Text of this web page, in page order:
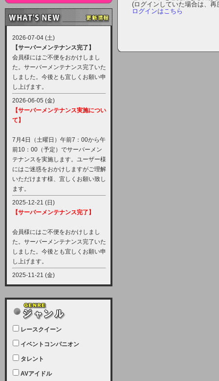
2026-07-04 (土)
【サーバーメンテナンス完了】
会員様にはご不便をおかけしまし
た。サーバーメンテナンス完了いた
しました。今後とも宜しくお願い申
し上げます。
2026-06-05 (金)
【サーバーメンテナンス実施につい
て】
7月4日（土曜日）午前7：00から午
前10：00（予定）でサーバーメン
テナンスを実施します。ユーザー様
にはご迷惑をおかけしますがご理解
いただけます様、宜しくお願い致し
ます。
2025-12-21 (日)
【サーバーメンテナンス完了】
会員様にはご不便をおかけしまし
た。サーバーメンテナンス完了いた
しました。今後とも宜しくお願い申
し上げます。
2025-11-21 (金)
【サーバーメンテナンス実施につい
12月21日（日曜日）午前9：00か
ら午前11：00（予定）でサーバー
メンテナンスを実施します。ユーザ
ー様にはご迷惑をおかけしますがご
理解いただけます様、宜しくお願い
致します。
2025-07-05 (土)
レースクイーン
イベントコンパニオン
タレント
AVアイドル
(ログインしていた場合は、
ログインはこちら